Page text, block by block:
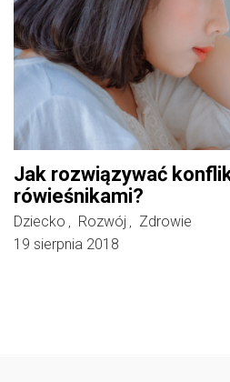
Jak rozwiązywać
rówieśnikami?
Dziecko , Rozwój ,
Zdrowie
19 sierpnia 2018